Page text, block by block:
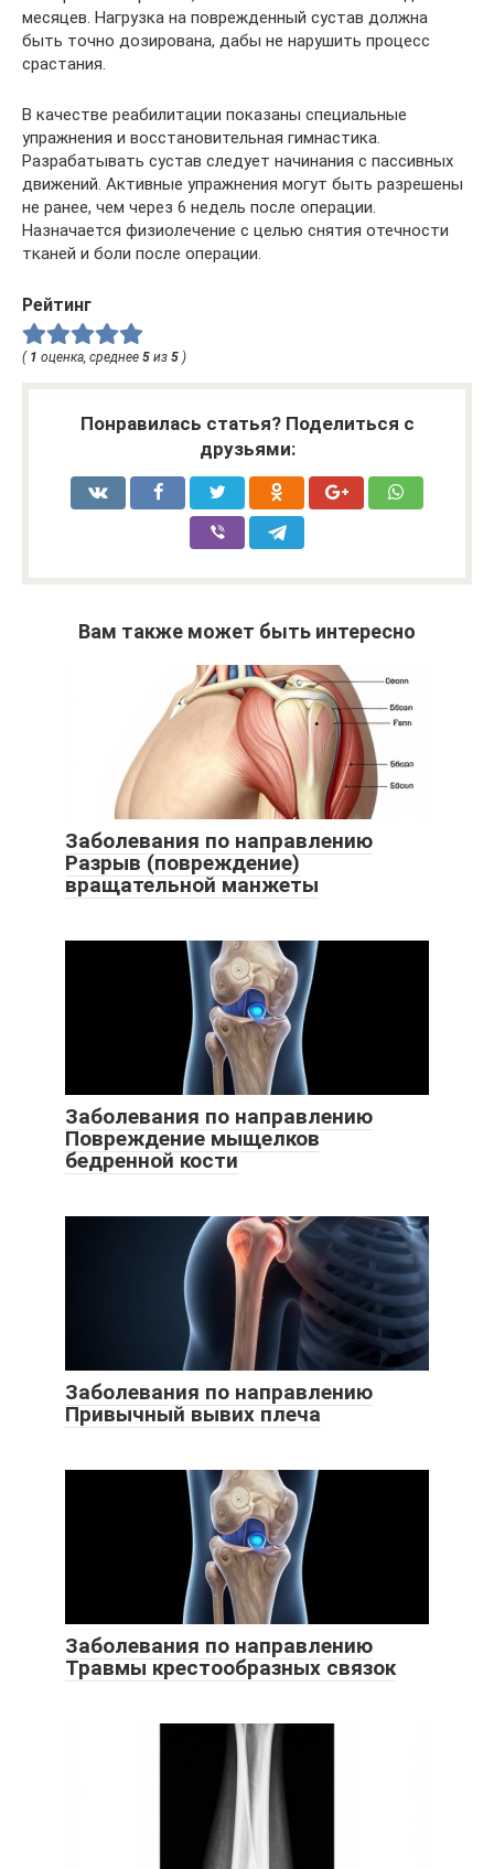
месяцев. Нагрузка на поврежденный сустав должна
быть точно дозирована, дабы не нарушить процесс
срастания.
В качестве реабилитации показаны специальные
упражнения и восстановительная гимнастика.
Разрабатывать сустав следует начинания с пассивных
движений. Активные упражнения могут быть разрешены
не ранее, чем через 6 недель после операции.
Назначается физиолечение с целью снятия отечности
тканей и боли после операции.
Рейтинг
( 1 оценка, среднее 5 из 5 )
Понравилась статья? Поделиться с
друзьями:
Вам также может быть интересно
Заболевания по направлению
Разрыв (повреждение)
вращательной манжеты
Заболевания по направлению
Повреждение мыщелков
бедренной кости
Заболевания по направлению
Привычный вывих плеча
Заболевания по направлению
Травмы крестообразных связок